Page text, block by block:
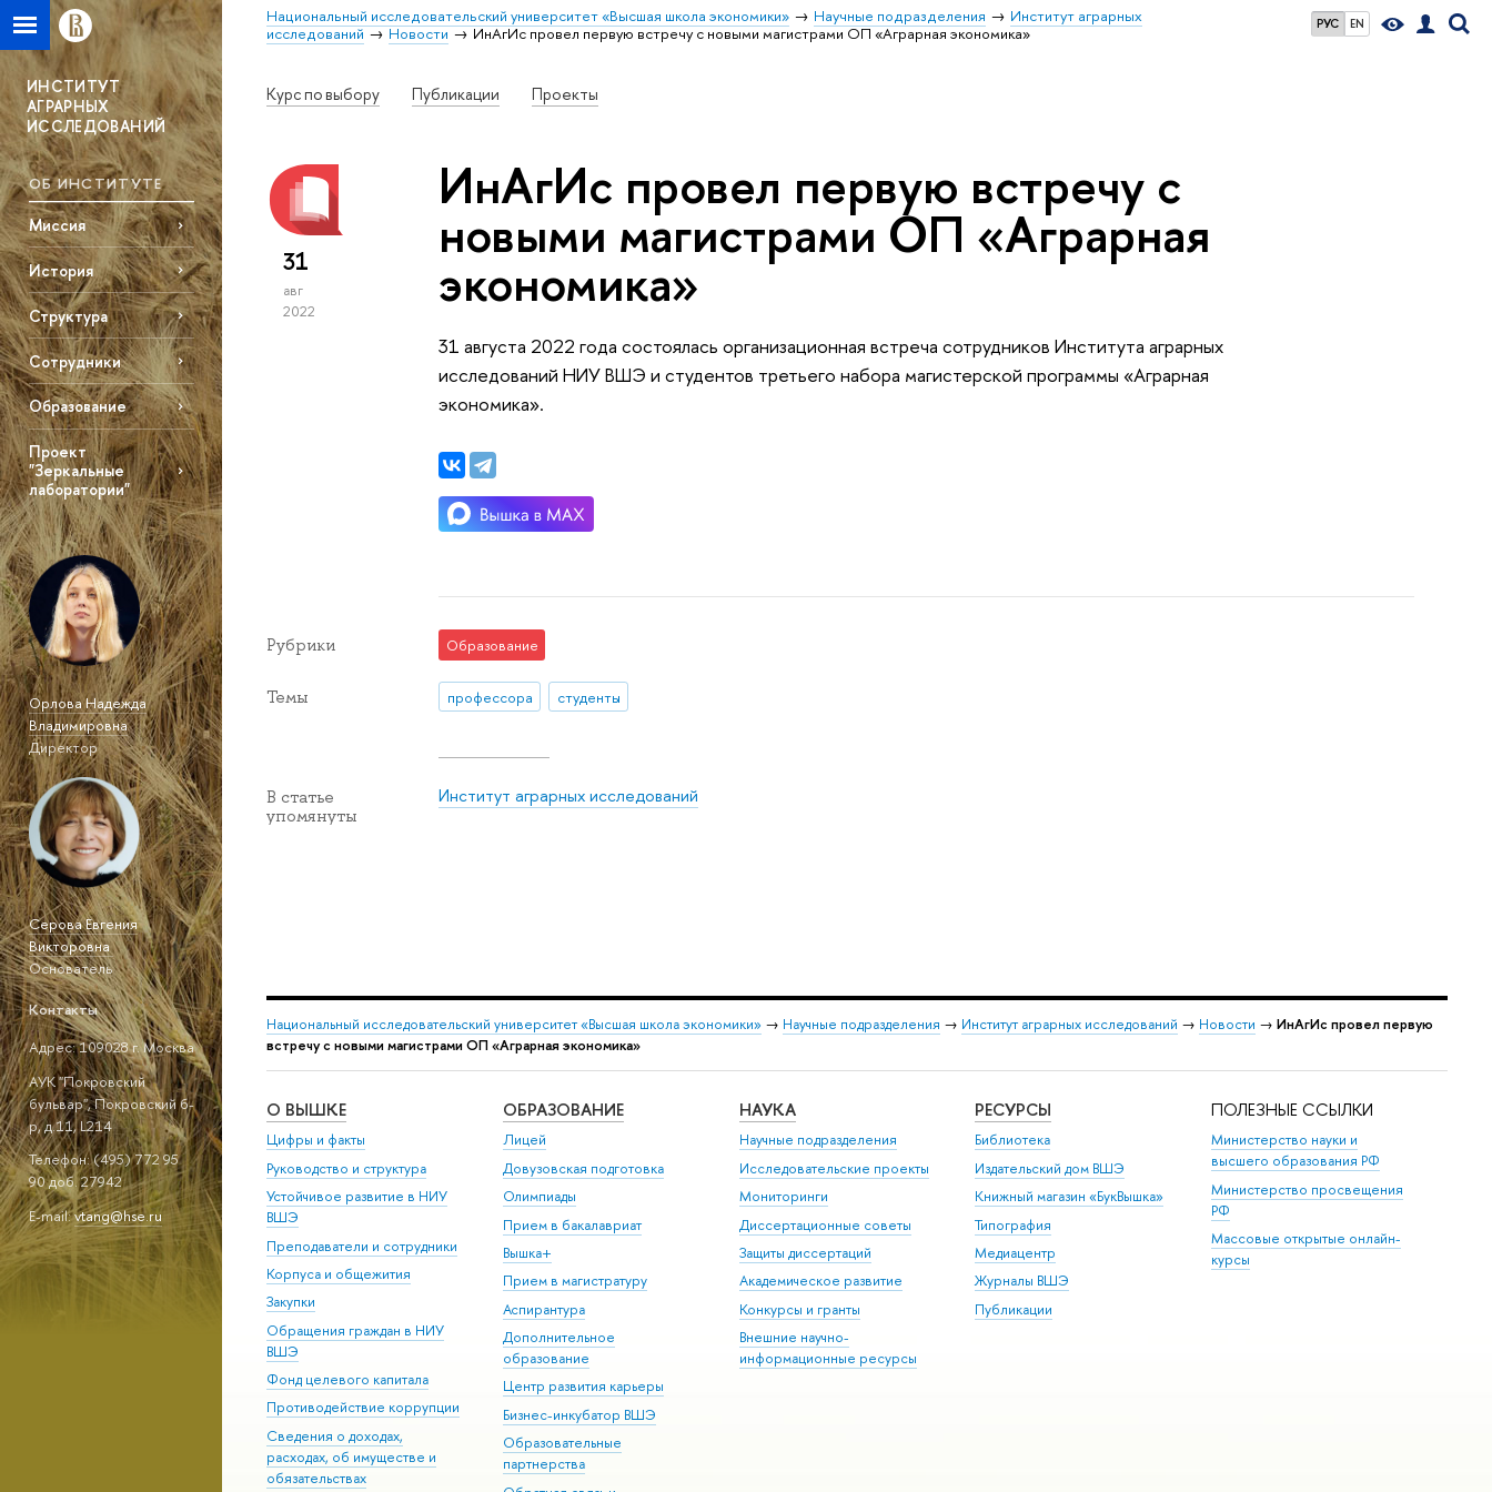
РУС EN
Национальный исследовательский университет «Высшая школа экономики» Научные подразделения
Институт аграрных
исследований
Новости ИнАгИс провел первую встречу с новыми магистрами ОП «Аграрная экономика»
ИНСТИТУТ
АГРАРНЫХ
ИССЛЕДОВАНИЙ
ОБ ИНСТИТУТЕ
Миссия
История
Структура
Сотрудники
Образование
Проект
"Зеркальные
лаборатории"
Орлова Надежда
Владимировна
Директор
Серова Евгения
Викторовна
Основатель
Контакты
Адрес: 109028 г. Москва
АУК "Покровский
бульвар", Покровский б-
р, д.11, L214
Телефон: (495) 772 95
90 доб. 27942
E-mail:vtang@hse.ru
Курс по выбору Публикации Проекты
31
авг
2022
ИнАгИс провел первую встречу с
новыми магистрами ОП «Аграрная
экономика»
31 августа 2022 года состоялась организационная встреча сотрудников Института аграрных
исследований НИУ ВШЭ и студентов третьего набора магистерской программы «Аграрная
экономика».
Рубрики Образование
Темы профессора студенты
В статье
упомянуты
Институт аграрных исследований
Национальный исследовательский университет «Высшая школа экономики» → Научные подразделения → Институт аграрных исследований → Новости → ИнАгИс провел первую
встречу с новыми магистрами ОП «Аграрная экономика»
О ВЫШКЕ
Цифры и факты
Руководство и структура
Устойчивое развитие в НИУ
ВШЭ
Преподаватели и сотрудники
Корпуса и общежития
Закупки
Обращения граждан в НИУ
ВШЭ
Фонд целевого капитала
Противодействие коррупции
Сведения о доходах,
расходах, об имуществе и
обязательствах
ОБРАЗОВАНИЕ
Лицей
Довузовская подготовка
Олимпиады
Прием в бакалавриат
Вышка+
Прием в магистратуру
Аспирантура
Дополнительное
образование
Центр развития карьеры
Бизнес-инкубатор ВШЭ
Образовательные
партнерства
НАУКА
Научные подразделения
Исследовательские проекты
Мониторинги
Диссертационные советы
Защиты диссертаций
Академическое развитие
Конкурсы и гранты
Внешние научно-
информационные ресурсы
РЕСУРСЫ
Библиотека
Издательский дом ВШЭ
Книжный магазин «БукВышка»
Типография
Медиацентр
Журналы ВШЭ
Публикации
ПОЛЕЗНЫЕ ССЫЛКИ
Министерство науки и
высшего образования РФ
Министерство просвещения
РФ
Массовые открытые онлайн-
курсы